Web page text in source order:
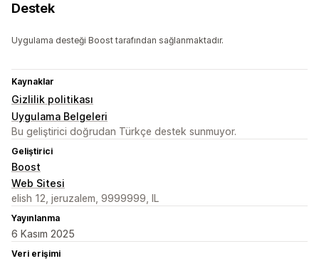
Destek
Uygulama desteği Boost tarafından sağlanmaktadır.
Kaynaklar
Gizlilik politikası
Uygulama Belgeleri
Bu geliştirici doğrudan Türkçe destek sunmuyor.
Geliştirici
Boost
Web Sitesi
elish 12, jeruzalem, 9999999, IL
Yayınlanma
6 Kasım 2025
Veri erişimi